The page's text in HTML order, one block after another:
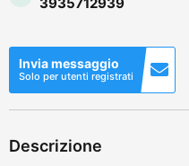
Invia messaggio
Solo per utenti registrati
Descrizione